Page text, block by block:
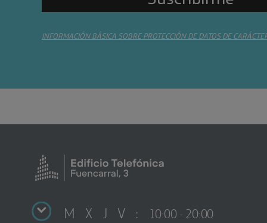
INFORMACIÓN BÁSICA SOBRE PROTECCIÓN DE DATOS DE
M X J V : 10:00 - 20:00